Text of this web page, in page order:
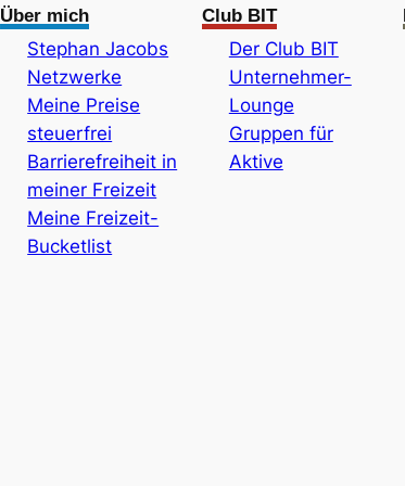
Über mich
Stephan Jacobs
Netzwerke
Meine Preise
steuerfrei
Barrierefreiheit in
meiner Freizeit
Meine Freizeit-
Bucketlist
Club BIT
Der Club BIT
Unternehmer-
Lounge
Gruppen für
Aktive